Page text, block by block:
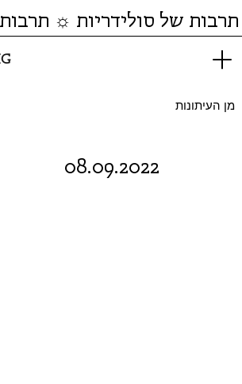
של סולידריות ☼
08.09.2022
מן העיתונות